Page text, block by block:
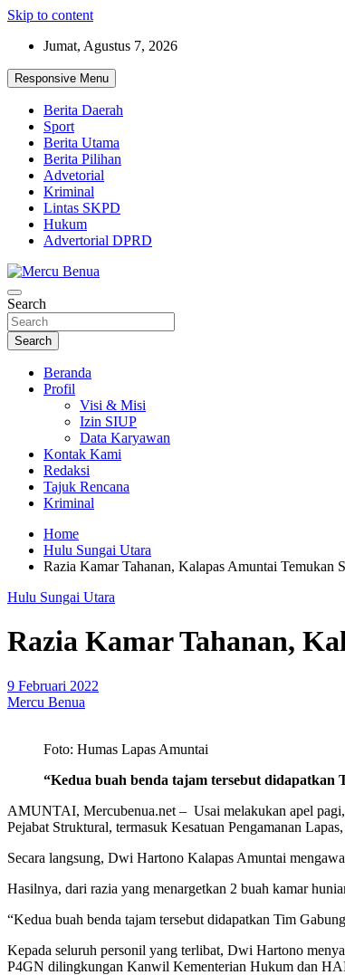
Skip to content
Jumat, Agustus 7, 2026
Responsive Menu
Berita Daerah
Sport
Berita Utama
Berita Pilihan
Advetorial
Kriminal
Lintas SKPD
Hukum
Advertorial DPRD
Mercu Benua
Suara Masyarakat Bawah
Search
Search
Beranda
Profil
Visi & Misi
Izin SIUP
Data Karyawan
Kontak Kami
Redaksi
Tajuk Rencana
Kriminal
Home
Hulu Sungai Utara
Razia Kamar Tahanan, Kalapas Amuntai Temukan
Hulu Sungai Utara
Razia Kamar Tahanan,
9 Februari 2022
Mercu Benua
Foto: Humas Lapas Amuntai
“Kedua buah benda tajam tersebut
AMUNTAI, Mercubenua.net – Usai melakukan apel
Pejabat Struktural, termasuk Kesatuan Pengamanan
Secara langsung, Dwi Hartono Kalapas Amuntai
Hasilnya, dari razia yang menargetkan 2 buah kamar
“Kedua buah benda tajam tersebut didapatkan Tim
Kepada seluruh personil yang terlibat, Dwi Hartono
P4GN dilingkungan Kanwil Kementerian Hukum dan